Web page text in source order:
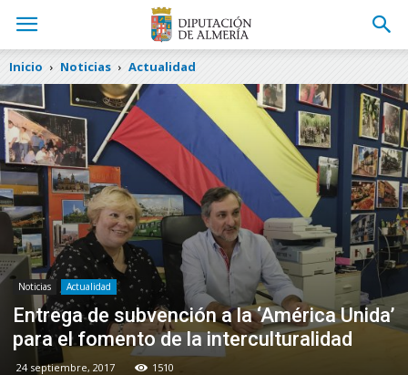
Inicio Noticias Actualidad
Noticias Actualidad
Entrega de subvención a la ‘América Unida’
para el fomento de la interculturalidad
24 septiembre, 2017 1510